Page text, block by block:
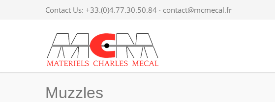
Contact Us: +33.(0)4.77.30.50.84 · contact@mcmecal.fr
Muzzles